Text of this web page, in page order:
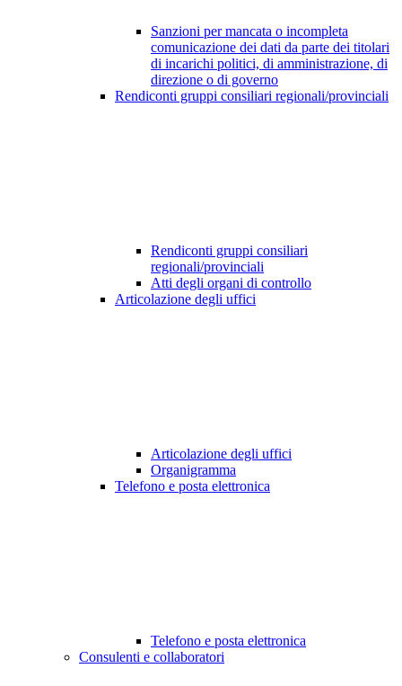
Sanzioni per mancata o incompleta
comunicazione dei dati da parte dei titolari
di incarichi politici, di amministrazione, di
direzione o di governo
Rendiconti gruppi consiliari regionali/provinciali
Rendiconti gruppi consiliari
regionali/provinciali
Atti degli organi di controllo
Articolazione degli uffici
Articolazione degli uffici
Organigramma
Telefono e posta elettronica
Telefono e posta elettronica
Consulenti e collaboratori